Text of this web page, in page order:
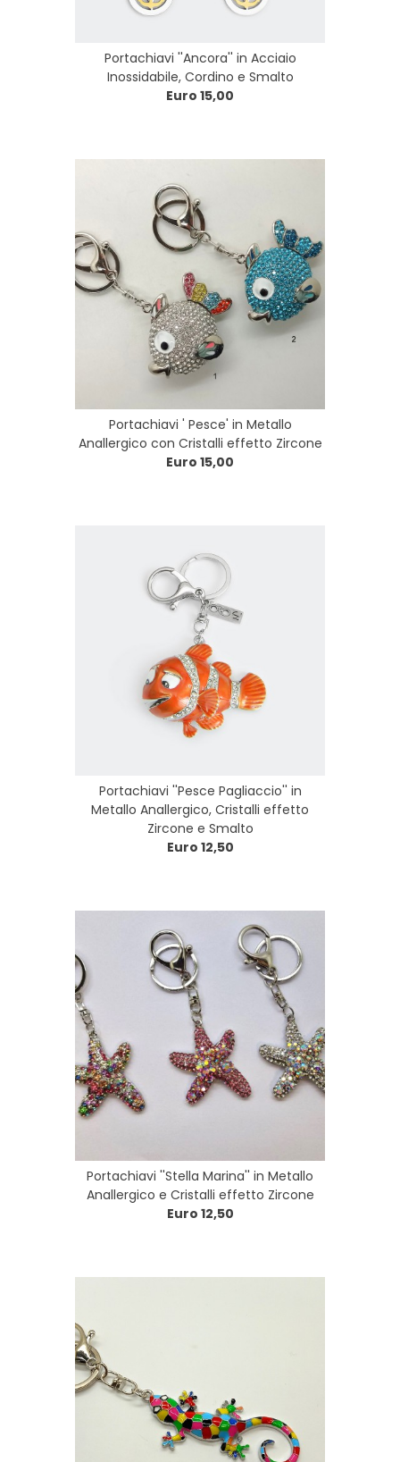
Portachiavi ''Ancora'' in Acciaio
Inossidabile, Cordino e Smalto
Euro 15,00
Portachiavi ' Pesce' in Metallo
Anallergico con Cristalli effetto Zircone
Euro 15,00
Portachiavi ''Pesce Pagliaccio'' in
Metallo Anallergico, Cristalli effetto
Zircone e Smalto
Euro 12,50
Portachiavi ''Stella Marina'' in Metallo
Anallergico e Cristalli effetto Zircone
Euro 12,50